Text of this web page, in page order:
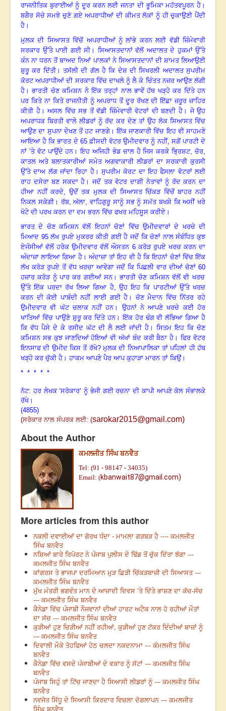
ਰਾਜਨੀਤਿਕ ਬੁਰਾਈਆਂ ਨੂੰ ਦੂਰ ਕਰਨ ਲਈ ਜਨਤਾ ਦੀ ਭੂਮਿਕਾ ਮਹੱਤਵਪੂਰਨ ਹੈ ।
ਬਗੈਰ ਸੋਚੇ ਸਮਝੇ ਚੁਣੇ ਗਏ ਅਪਰਾਧੀਆਂ ਦੀ ਕੀਮਤ ਲੋਕਾਂ ਨੂੰ ਹੀ ਚੁਕਾਉਣੀ ਪੈਂਦੀ
ਹੈ ।
ਮੁਲਕ ਦੀ ਸਿਆਸਤ ਵਿੱਚੋਂ ਅਪਰਾਧੀਆਂ ਨੂੰ ਲਾਂਭੇ ਕਰਨ ਲਈ ਵੱਡੀ ਜ਼ਿੰਮੇਵਾਰੀ
ਸਰਕਾਰ ਉੱਤੇ ਪਾਈ ਗਈ ਸੀ। ਸਿਆਸਤਦਾਨਾਂ ਵੱਲੋਂ ਅਦਾਲਤ ਦੇ ਹੁਕਮਾਂ ਉੱਤੇ
ਕੰਨ ਨਾ ਧਰਨ ਤੋਂ ਬਾਅਦ ਨਿਆਂ ਪਾਲਕਾਂ ਨੇ ਸਿਆਸਤਦਾਨਾਂ ਦੀ ਸ਼ਾਮਤ ਲਿਆਉਣੀ
ਸ਼ੁਰੂ ਕਰ ਦਿੱਤੀ।‌ਤਸੱਲੀ ਦੀ ਗੱਲ ਹੈ ਕਿ ਦੇਸ਼ ਦੀ ਸਿਖਰਲੀ ਅਦਾਲਤ ਸੁਪਰੀਮ
ਕੋਰਟ ਅਪਰਾਧੀਆਂ ਦੀ ਸਰਕਾਰ ਵਿੱਚ ਦਾਖਲੇ ਨੂੰ ਲੈ ਕੇ ਚਿੰਤਤ ਨਜ਼ਰ ਆਉਣ ਲੱਗੀ
ਹੈ ।ਭਾਰਤੀ ਚੋਣ ਕਮਿਸ਼ਨ ਨੇ ਇੱਕ ਤਰ੍ਹਾਂ ਨਾਲ ਭਾਵੇਂ ਹੱਥ ਖੜ੍ਹੇ ਕਰ ਦਿੱਤੇ ਹਨ
ਪਰ ਕਿਤੇ ਨਾ ਕਿਤੇ ਰਾਜਨੀਤੀ ਨੂੰ ਅਪਰਾਧ ਤੋਂ ਦੂਰ ਰੱਖਣ ਦੀ ਇੱਛਾ ਜ਼ਰੂਰ ਜ਼ਾਹਿਰ
ਕੀਤੀ ਹੈ।ਅਸਲ ਵਿੱਚ ਸਭ ਤੋਂ ਵੱਡੀ ਜ਼ਿੰਮੇਵਾਰੀ ਵੋਟਰਾਂ ਦੀ ਬਣਦੀ ਹੈ। ਜੇ ਉਹ
ਅਪਰਾਧਕ ਬਿਰਤੀ ਵਾਲੇ ਲੀਡਰਾਂ ਨੂੰ ਰੱਦ ਕਰ ਦੇਣ ਤਾਂ ਉਹ ਲੋਕ ਸਿਆਸਤ ਵਿੱਚ
ਆਉਣ ਦਾ ਸੁਪਨਾ ਦੇਖਣ ਤੋਂ ਹਟ ਜਾਣਗੇ। ਇੱਕ ਜਾਣਕਾਰੀ ਵਿੱਚ ਇਹ ਵੀ ਸਾਹਮਣੇ
ਆਇਆ ਹੈ ਕਿ ਭਾਰਤ ਦੇ 65ਫ਼ੀਸਦੀ ਵੋਟਰ ਉਮੀਦਵਾਰ ਨੂੰ ਨਹੀਂ, ਸਗੋਂ ਪਾਰਟੀ ਦੇ
ਨਾਂ ’ਤੇ ਵੋਟ ਪਾਉਂਦੇ ਹਨ।ਇਹ ਅਜਿਹੀ ਭੇਡ ਚਾਲ ਹੈ ਜਿਸ ਕਰਕੇ ਭ੍ਰਿਸ਼ਟ,ਚੋਰ,
ਕਾਤਲ ਅਤੇ ਬਲਾਤਕਾਰੀਆਂ ਸਮੇਤ ਅਗਵਾਕਾਰੀ ਲੀਡਰਾਂ ਦਾ ਸਰਕਾਰੀ ਕੁਰਸੀ
ਉੱਤੇ ਦਾਅ ਲੱਗ ਜਾਂਦਾ ਰਿਹਾ ਹੈ।ਸੁਪਰੀਮ ਕੋਰਟ ਦਾ ਇਹ ਫੈਸਲਾ ਵੋਟਰਾਂ ਲਈ
ਰਾਹ ਦਸੇਰਾ ਬਣ ਸਕਦਾ ਹੈ ।ਜਦੋਂ ਤਕ ਵੋਟਰ ਦਾਗੀ ਨੇਤਾਵਾਂ ਨੂੰ ਰੱਦ ਕਰਨ ਦਾ
ਹੀਆ ਨਹੀਂ ਕਰਦੇ, ਉਦੋਂ ਤਕ ਮੁਲਕ ਦੀ ਸਿਆਸਤ ਚਿੱਕੜ ਵਿੱਚੋਂ ਬਾਹਰ ਨਹੀਂ
ਨਿਕਲ ਸਕੇਗੀ। ਰੱਬ,ਅੱਲਾ, ਵਾਹਿਗੁਰੂ ਸਾਨੂੰ ਸਭ ਨੂੰ ਸਮੱਤ ਬਖਸ਼ੇ ਕਿ ਅਸੀਂ ਖਰੇ
ਖੋਟੇ ਦੀ ਪਰਖ ਕਰਨ ਦਾ ਦਮ ਭਰਨ ਵਿੱਚ ਫਖਰ ਮਹਿਸੂਸ ਕਰੀਏ ।
ਭਾਰਤ ਦੇ ਚੋਣ ਕਮਿਸ਼ਨ ਵੱਲੋਂ ਇਹਨਾਂ ਚੋਣਾਂ ਵਿੱਚ ਉਮੀਦਵਾਰਾਂ ਦੇ ਖਰਚੇ ਦੀ
ਮਿਆਦ 95ਲੱਖ ਰੁਪਏ ਮੁਕਰਰ ਕੀਤੀ ਗਈ ਹੈ ਜਦੋਂ ਕਿ ਚੋਣਾਂ ਨਾਲ ਸੰਬੰਧਿਤ ਕੁਝ
ਏਜੰਸੀਆਂ ਵੱਲੋਂ ਹਰੇਕ ਉਮੀਦਵਾਰ ਵੱਲੋਂ ਔਸਤਨ 6 ਕਰੋੜ ਰੁਪਏ ਖਰਚ ਕਰਨ ਦਾ
ਅੰਦਾਜ਼ਾ ਲਾਇਆ ਗਿਆ ਹੈ। ਅੰਦਾਜ਼ਾ ਤਾਂ ਇਹ ਵੀ ਹੈ ਕਿ ਇਹਨਾਂ ਚੋਣਾਂ ਵਿੱਚ ਇੱਕ
ਲੱਖ ਕਰੋੜ ਰੁਪਏ ਤੋਂ ਵੱਧ ਖਰਚਾ ਆਵੇਗਾ ਜਦੋਂ ਕਿ ਪਿਛਲੀ ਵਾਰ ਦੀਆਂ ਚੋਣਾਂ 60
ਹਜ਼ਾਰ ਕਰੋੜ ਨੂੰ ਪਾਰ ਕਰ ਗਈਆਂ ਸਨ।ਭਾਰਤੀ ਚੋਣ ਕਮਿਸ਼ਨ ਵੱਲੋਂ ਵੀ ਖਰਚ
ਉੱਤੇ ਇੱਕ ਪਰਦਾ ਰੱਖ ਲਿਆ ਗਿਆ ਹੈ, ਉਹ ਇਹ ਕਿ ਪਾਰਟੀਆਂ ਉੱਤੇ ਖਰਚ
ਕਰਨ ਦੀ ਕੋਈ ਪਾਬੰਦੀ ਨਹੀਂ ਲਾਈ ਗਈ ਹੈ । ਚੋਣ ਮੈਦਾਨ ਵਿੱਚ ਨਿੱਤਰ ਰਹੇ
ਉਮੀਦਵਾਰ ਵੀ ਘੱਟ ਚਲਾਕ ਨਹੀਂ ਹਨ।
ਉਹਨਾਂ ਨੇ ਆਪਣੇ ਖਰਚੇ ਕਈ ਹੋਰ
ਖਾਤਿਆਂ ਵਿੱਚ ਪਾਉਣੇ ਸ਼ੁਰੂ ਕਰ ਦਿੱਤੇ ਹਨ।ਇੱਕ ਹੋਰ ਢੰਗ ਵੀ ਲੱਭਿਆ ਗਿਆ ਹੈ
ਕਿ ਵੱਧ ਪੈਸੇ ਦੇ ਕੇ ਰਸੀਦ ਘੱਟ ਦੀ ਲੈ ਲਈ ਜਾਂਦੀ ਹੈ । ਸਿਤਮ ਇਹ ਕਿ ਚੋਣ
ਕਮਿਸ਼ਨ ਸਭ ਕੁਝ ਜਾਣਦਿਆਂ ਹੋਇਆਂ ਵੀ ਅੱਖਾਂ ਬੰਦ ਕਰੀ ਬੈਠਾ ਹੈ ।ਫਿਰ ਵੋਟਰ
ਇਨਸਾਫ ਦੀ ਉਮੀਦ ਕਿਸ ਤੋਂ ਰੱਖੇ? ਮੁਲਕ ਦੀ ਨਿਆਪਾਲਿਕਾ ਤਾਂ ਪਹਿਲਾਂ ਹੀ ਹੱਥ
ਖੜ੍ਹੇ ਕਰ ਚੁੱਕੀ ਹੈ । ਹਾਕਮ ਆਪਣੇ ਪੈਰ ਆਪ ਕੁਹਾੜਾ ਮਾਰਨ ਤਾਂ ਕਿਉਂ।
* * * * *
ਨੋਟ: ਹਰ ਲੇਖਕ ‘ਸਰੋਕਾਰ’ ਨੂੰ ਭੇਜੀ ਗਈ ਰਚਨਾ ਦੀ ਕਾਪੀ ਆਪਣੇ ਕੋਲ ਸੰਭਾਲਕੇ
ਰੱਖੇ।
(4855)
(ਸਰੋਕਾਰ ਨਾਲ ਸੰਪਰਕ ਲਈ: (sarokar2015@gmail.com)
About the Author
ਕਮਲਜੀਤ ਸਿੰਘ ਬਨਵੈਤ
Tel: (91 - 98147 - 34035)
Email: (kbanwait87@gmail.com)
More articles from this author
ਨਕਲੀ ਦਵਾਈਆਂ ਦਾ ਗੋਰਖ ਧੰਦਾ - ਮਾਮਲਾ ਗੜਬੜ ਹੈ ---- ਕਮਲਜੀਤ
ਸਿੰਘ ਬਨਵੈਤ
ਨਸ਼ਿਆਂ ਬਾਰੇ ਰਿਪੋਰਟ ਨੇ ਪੰਜਾਬ ਪੁਲੀਸ ਦੇ ਢਿੱਡ ਤੋਂ ਚੁੱਕ ਦਿੱਤਾ ਝੱਗਾ ---
ਕਮਲਜੀਤ ਸਿੰਘ ਬਨਵੈਤ
ਕਾਂਗਰਸ ਤੇ ਭਾਜਪਾ ਦਰਮਿਆਨ ਮੁੜ ਛਿੜੀ ਚਿੱਕੜਬਾਜ਼ੀ ਦੀ ਸਿਆਸਤ ---
ਕਮਲਜੀਤ ਸਿੰਘ ਬਨਵੈਤ
ਮੁੱਖ ਮੰਤਰੀ ਭਗਵੰਤ ਮਾਨ ਦੇ ਆਜ਼ਾਦੀ ਦਿਵਸ ’ਤੇ ਦਿੱਤੇ ਭਾਸ਼ਣ ਦਾ ਕੱਚ-ਸੱਚ
--- ਕਮਲਜੀਤ ਸਿੰਘ ਬਨਵੈਤ
ਕੈਨੇਡਾ ਵਿੱਚ ਪੰਜਾਬੀ ਨੌਜਵਾਨਾਂ ਦੀਆਂ ਹਾਰਟ ਅਟੈਕ ਨਾਲ ਹੋ ਰਹੀਆਂ ਮੌਤਾਂ
ਦਾ ਸੱਚ --- ਕਮਲਜੀਤ ਸਿੰਘ ਬਨਵੈਤ
ਕੁੜੀਆਂ ਹੁਣ ਚਿੜੀਆਂ ਨਹੀਂ ਰਹੀਆਂ, ਕੁੜੀਆਂ ਹੁਣ ਟੱਕਰ ਦਿੰਦੀਆਂ ਬਾਜ਼ਾਂ ਨੂੰ
--- ਕਮਲਜੀਤ ਸਿੰਘ ਬਨਵੈਤ
ਦਿਵਾਲੀ ਮੌਕੇ ਤੋਹਫਿਆਂ ਹੇਠ ਚਲਦਾ ਨਕਦਨਾਮਾ --- ਕੰਮਲਜੀਤ ਸਿੰਘ
ਬਨਵੈਤ
ਕੈਨੇਡਾ ਵਿੱਚ ਵਸਦੇ ਪੰਜਾਬੀਆਂ ਦੇ ਵਕਾਰ ਨੂੰ ਸੱਟਾਂ --- ਕਮਲਜੀਤ ਸਿੰਘ
ਬਨਵੈਤ
ਪੰਜਾਬ ਸਿਹੁੰ ਤਾਂ ਟਿੱਚ ਜਾਣਦਾ ਹੈ ਸਿਆਸੀ ਲੀਡਰਾਂ ਨੂੰ --- ਕਮਲਜੀਤ ਸਿੰਘ
ਬਨਵੈਤ
ਨਵਜੋਤ ਸਿੱਧੂ ਦੇ ਸਿਆਸੀ ਕਿਰਦਾਰ ਵਿਚਲਾ ਦੋਗਲਾਪਨ --- ਕਮਲਜੀਤ
ਸਿੰਘ ਬਨਵੈਤ